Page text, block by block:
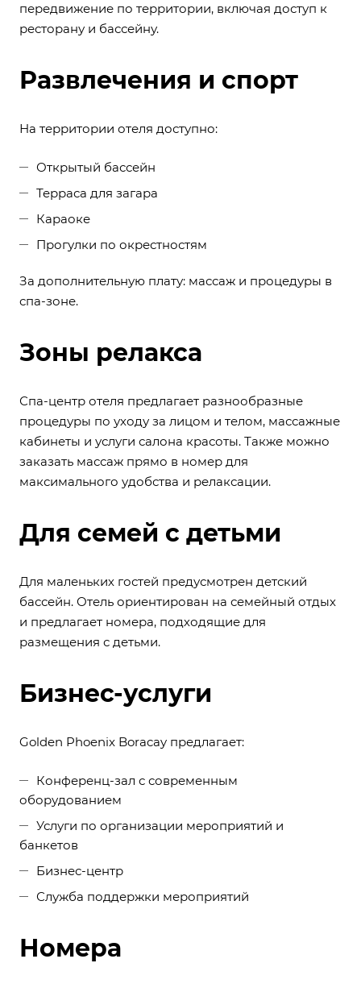
передвижение по территории, включая доступ к
ресторану и бассейну.
Развлечения и спорт
На территории отеля доступно:
Открытый бассейн
Терраса для загара
Караоке
Прогулки по окрестностям
За дополнительную плату: массаж и процедуры в
спа-зоне.
Зоны релакса
Спа-центр отеля предлагает разнообразные
процедуры по уходу за лицом и телом, массажные
кабинеты и услуги салона красоты. Также можно
заказать массаж прямо в номер для
максимального удобства и релаксации.
Для семей с детьми
Для маленьких гостей предусмотрен детский
бассейн. Отель ориентирован на семейный отдых
и предлагает номера, подходящие для
размещения с детьми.
Бизнес-услуги
Golden Phoenix Boracay предлагает:
Конференц-зал с современным
оборудованием
Услуги по организации мероприятий и
банкетов
Бизнес-центр
Служба поддержки мероприятий
Номера